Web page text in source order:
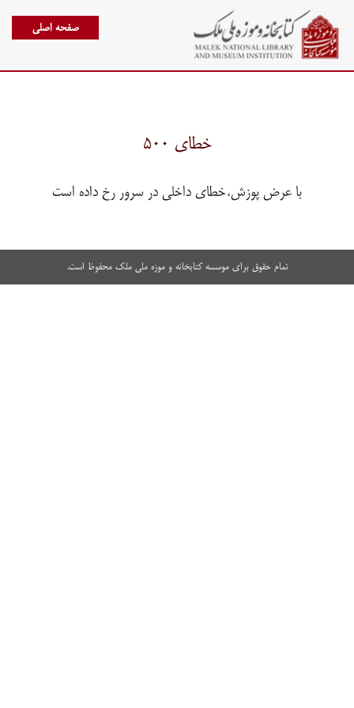
صفحه اصلی
خطای ۵۰۰
با عرض پوزش،خطای داخلی در سرور رخ داده است
تمام حقوق برای موسسه کتابخانه و موزه ملی ملک محفوظ است.